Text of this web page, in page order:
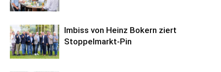
Imbiss von Heinz Bokern ziert
Stoppelmarkt-Pin